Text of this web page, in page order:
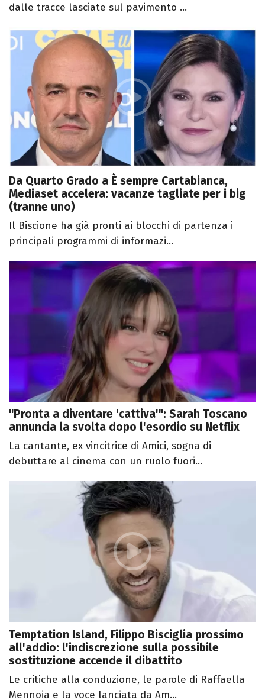
dalle tracce lasciate sul pavimento ...
Da Quarto Grado a È sempre Cartabianca,
Mediaset accelera: vacanze tagliate per i big
(tranne uno)
Il Biscione ha già pronti ai blocchi di partenza i
principali programmi di informazi...
"Pronta a diventare 'cattiva'": Sarah Toscano
annuncia la svolta dopo l'esordio su Netflix
La cantante, ex vincitrice di Amici, sogna di
debuttare al cinema con un ruolo fuori...
Temptation Island, Filippo Bisciglia prossimo
all'addio: l'indiscrezione sulla possibile
sostituzione accende il dibattito
Le critiche alla conduzione, le parole di Raffaella
Mennoia e la voce lanciata da Am...